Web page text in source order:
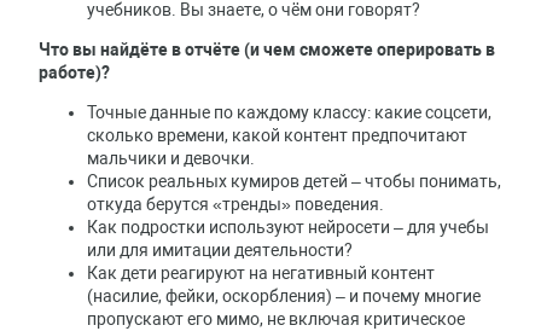
учебников. Вы знаете, о чём они говорят?
Что вы найдёте в отчёте (и чем сможете оперировать в
работе)?
Точные данные по каждому классу: какие соцсети,
сколько времени, какой контент предпочитают
мальчики и девочки.
Список реальных кумиров детей – чтобы понимать,
откуда берутся «тренды» поведения.
Как подростки используют нейросети – для учебы
или для имитации деятельности?
Как дети реагируют на негативный контент
(насилие, фейки, оскорбления) – и почему многие
пропускают его мимо, не включая критическое